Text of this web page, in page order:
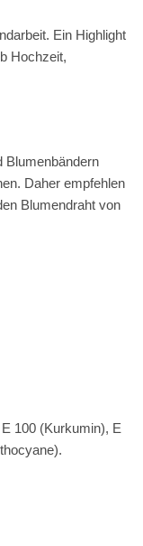
Ein Highlight
Hochzeit,
Blumenbändern
Daher empfehlen
Blumendraht von
100 (Kurkumin), E